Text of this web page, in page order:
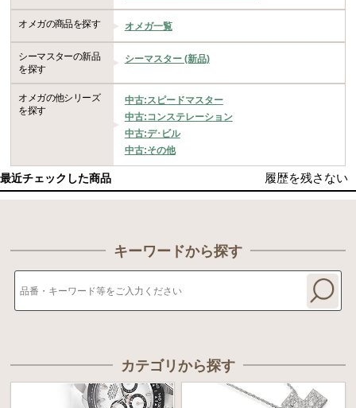
オメガの商品を探す オメガ一覧
シーマスターの新品
を探す
シーマスター (新品)
オメガの他シリーズ
を探す
中古:スピードマスター
中古:コンステレーション
中古:デ･ビル
中古:その他
最近チェックした商品 履歴を残さない
キーワードから探す
カテゴリから探す